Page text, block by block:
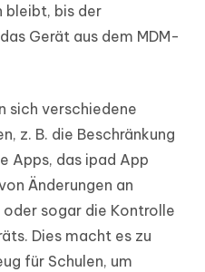
bleibt, bis der
Gerät aus dem MDM-
sich verschiedene
z. B. die Beschränkung
Apps, das ipad App
Änderungen an
sogar die Kontrolle
Dies macht es zu
für Schulen, um